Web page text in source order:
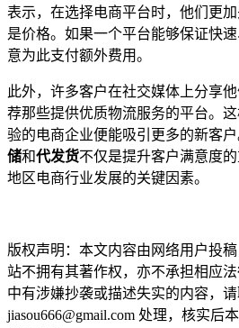
表示，在选择电商平台时，他们更
是价格。如果一个平台能够保证快
意为此支付额外费用。
此外，许多客户在社交媒体上分享
荐那些提供优质物流服务的平台。
验的电商企业便能吸引更多的新客
储和代发货不仅是提升客户满意度
地区电商行业发展的关键因素。
版权声明：本文内容由网络用户投
站不拥有其著作权，亦不承担相应
中有涉嫌抄袭或描述失实的内容，请
jiasou666@gmail.com 处理，核实后